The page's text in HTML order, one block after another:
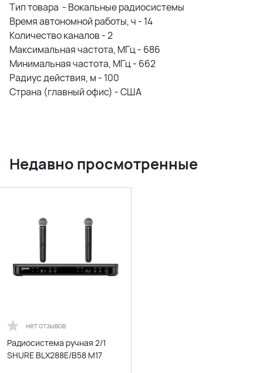
Тип товара - Вокальные радиосистемы
Время автономной работы, ч - 14
Количество каналов - 2
Максимальная частота, МГц - 686
Минимальная частота, МГц - 662
Радиус действия, м - 100
Страна (главный офис) - США
Недавно просмотренные
нет отзывов
Радиосистема ручная 2/1
SHURE BLX288E/B58 M17